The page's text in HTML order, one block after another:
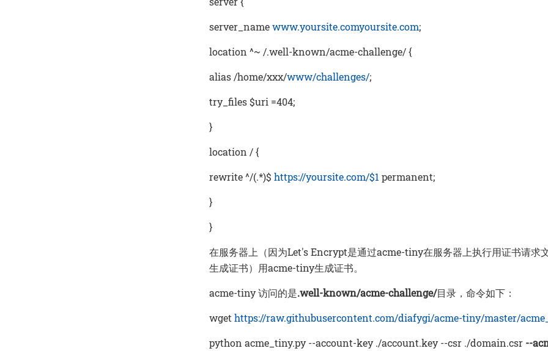
server_namewww.yoursite.comyoursite.com;
location ^~ /.well-known/acme-challenge/ {
alias /home/xxx/www/challenges/;
try_files $uri =404;
}
location / {
rewrite ^/(.*)$ https://yoursite.com/$1 permanent;
}
}
在服务器上（因为Let's Encrypt是通过acme-tiny在服务器上执行用证书请求
生成证书）用acme-tiny生成证书。
acme-tiny 访问的是.well-known/acme-challenge/目录，命令如下：
wget https://raw.githubusercontent.com/diafygi/acme-tiny/master/
python acme_tiny.py --account-key ./account.key --csr ./domain.csr --